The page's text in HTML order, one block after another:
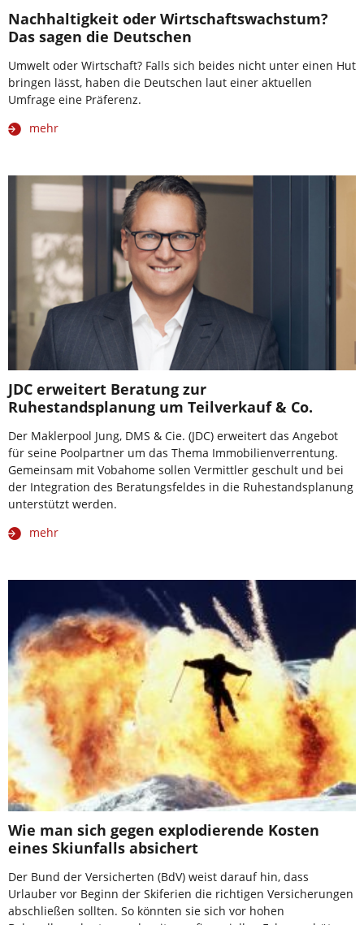
Nachhaltigkeit oder Wirtschaftswachstum?
Das sagen die Deutschen
Umwelt oder Wirtschaft? Falls sich beides nicht unter einen Hut
bringen lässt, haben die Deutschen laut einer aktuellen
Umfrage eine Präferenz.
mehr
JDC erweitert Beratung zur
Ruhestandsplanung um Teilverkauf & Co.
Der Maklerpool Jung, DMS & Cie. (JDC) erweitert das Angebot
für seine Poolpartner um das Thema Immobilienverrentung.
Gemeinsam mit Vobahome sollen Vermittler geschult und bei
der Integration des Beratungsfeldes in die Ruhestandsplanung
unterstützt werden.
mehr
Wie man sich gegen explodierende Kosten
eines Skiunfalls absichert
Der Bund der Versicherten (BdV) weist darauf hin, dass
Urlauber vor Beginn der Skiferien die richtigen Versicherungen
abschließen sollten. So könnten sie sich vor hohen